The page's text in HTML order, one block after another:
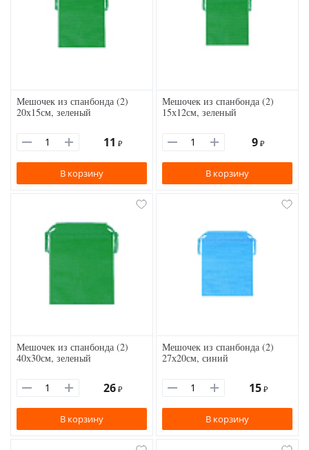
Мешочек из спанбонда (2)
20х15см, зеленый
11 ₽
В корзину
Мешочек из спанбонда (2)
15х12см, зеленый
9 ₽
В корзину
Мешочек из спанбонда (2)
40х30см, зеленый
26 ₽
В корзину
Мешочек из спанбонда (2)
27х20см, синий
15 ₽
В корзину